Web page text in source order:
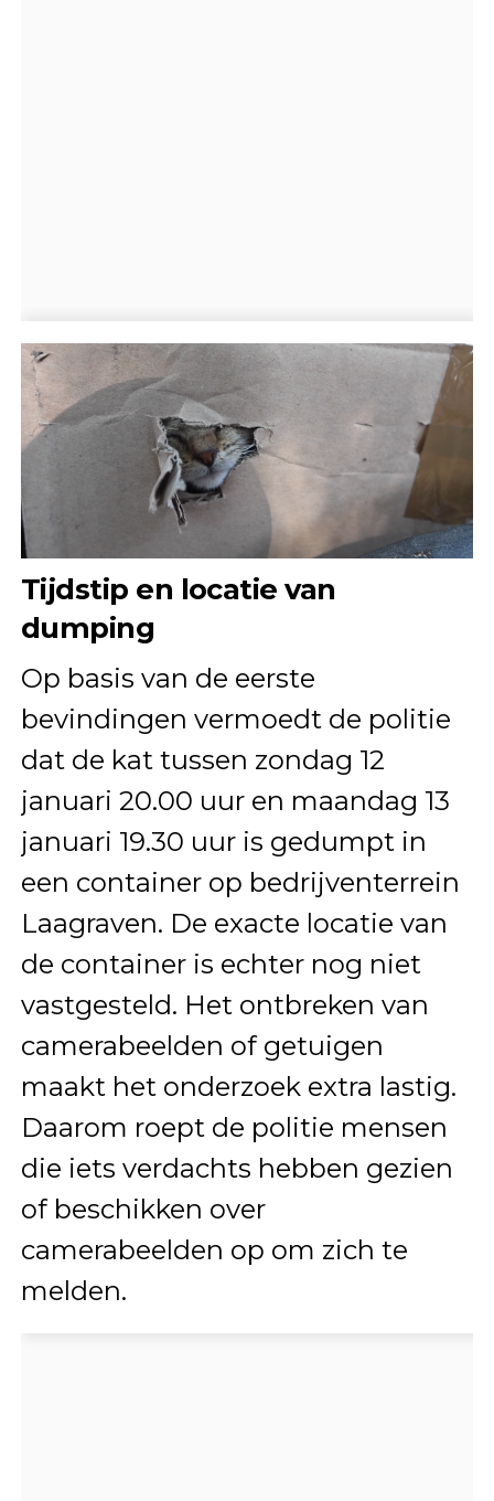
Tijdstip en locatie van
dumping
Op basis van de eerste
bevindingen vermoedt de politie
dat de kat tussen zondag 12
januari 20.00 uur en maandag 13
januari 19.30 uur is gedumpt in
een container op bedrijventerrein
Laagraven. De exacte locatie van
de container is echter nog niet
vastgesteld. Het ontbreken van
camerabeelden of getuigen
maakt het onderzoek extra lastig.
Daarom roept de politie mensen
die iets verdachts hebben gezien
of beschikken over
camerabeelden op om zich te
melden.